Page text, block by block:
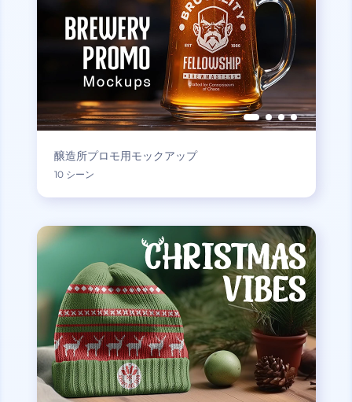
醸造所プロモ用モックアップ
10 シーン